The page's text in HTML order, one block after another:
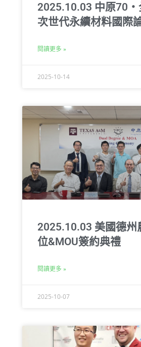
2025.10.03 中原70‧
次世代永續材料國際
閱讀更多 »
2025-10-14
2025.10.03 美國德州
位&MOU簽約典禮
閱讀更多 »
2025-10-07